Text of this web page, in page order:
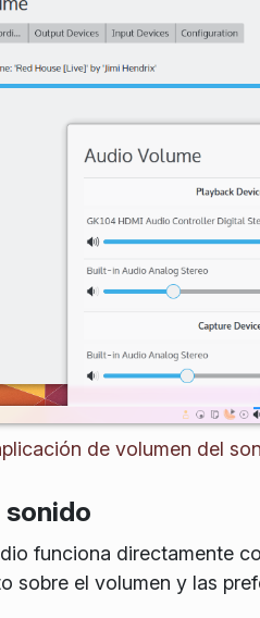
de volumen del
sonido
funciona directamente
el volumen y las